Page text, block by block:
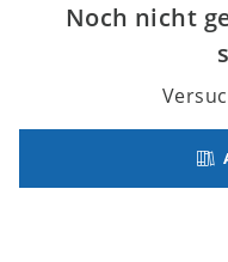
Noch nicht